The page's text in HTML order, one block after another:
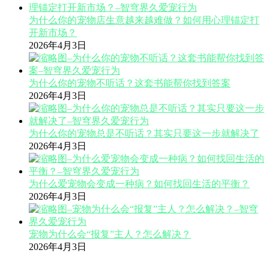
为什么你的宠物店生意越来越难做？如何用心理锚定打
开新市场？
2026年4月3日
为什么你的宠物不听话？这套书能帮你找到答案
2026年4月3日
为什么你的宠物总是不听话？其实只要这一步就解决了
2026年4月3日
为什么爱宠物会变成一种病？如何找回生活的平衡？
2026年4月3日
宠物为什么会“报复”主人？怎么解决？
2026年4月3日